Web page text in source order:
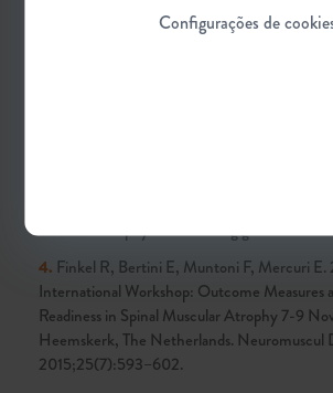
Configurações de
Kandel ER, Schwartz JH, Jessell TM,
muscular atrophy- determining gene. Cell.
4. Finkel R, Bertini E, Muntoni F, Mercuri
International Workshop: Outcome Measures
Readiness in Spinal Muscular Atrophy 7-9
Heemskerk, The Netherlands. Neuromuscul
2015;25(7):593–602.